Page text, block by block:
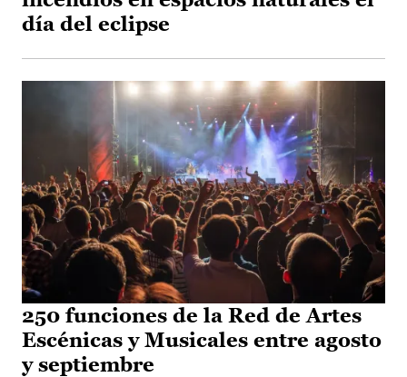
día del eclipse
250 funciones de la Red de Artes
Escénicas y Musicales entre agosto
y septiembre